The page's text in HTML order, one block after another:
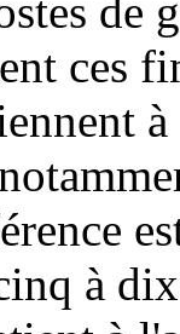
de
ces
à